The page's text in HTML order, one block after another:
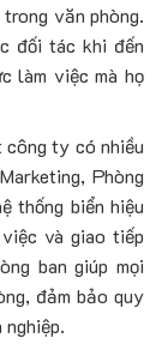
văn phòng.
đối tác khi đến
làm việc mà họ
công ty có nhiều
Phòng
thống biển hiệu
và giao tiếp
ban giúp mọi
đảm bảo quy